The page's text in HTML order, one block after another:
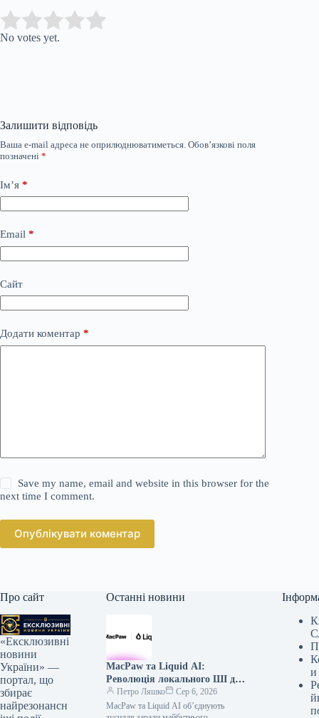
Rate this item:
No votes yet.
Залишити відповідь
Ваша e-mail адреса не оприлюднюватиметься. Обов’язкові поля
позначені *
Ім’я *
Email *
Сайт
Додати коментар *
Save my name, email and website in this browser for the
next time I comment.
Опублікувати коментар
Про сайт
«Ексклюзивні
новини
України» —
портал, що
збирає
найрезонансн
Останні новини
MacPaw та Liquid AI:
Революція локального ШІ для
вашого Mac
Петро Ляшко
Сер 6, 2026
MacPaw та Liquid AI об’єднують
и